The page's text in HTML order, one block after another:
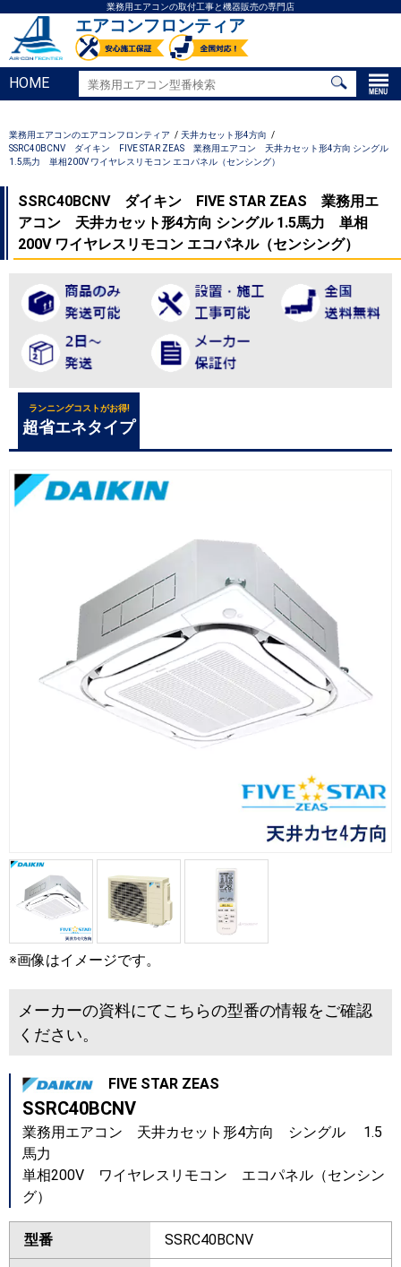
業務用エアコンの取付工事と機器販売の専門店
エアコンフロンティア
HOME
業務用エアコンのエアコンフロンティア
天井カセット形4方向
SSRC40BCNV ダイキン FIVE STAR ZEAS 業務用エアコン 天井カセット形4方向 シングル
1.5馬力 単相200V ワイヤレスリモコン エコパネル（センシング）
SSRC40BCNV ダイキン FIVE STAR ZEAS 業務用エ
アコン 天井カセット形4方向 シングル 1.5馬力 単相
200V ワイヤレスリモコン エコパネル（センシング）
ランニングコストがお得!
超省エネタイプ
※画像はイメージです。
メーカーの資料にてこちらの型番の情報をご確認
ください。
FIVE STAR ZEAS
SSRC40BCNV
業務用エアコン 天井カセット形4方向 シングル 1.5
馬力
単相200V ワイヤレスリモコン エコパネル（センシン
グ）
型番 SSRC40BCNV